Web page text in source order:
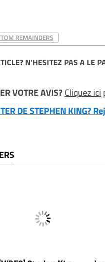
REMAINDERS
N'HESITEZ PAS A LE
VOTRE AVIS?Cliquez ici
DE STEPHEN KING?